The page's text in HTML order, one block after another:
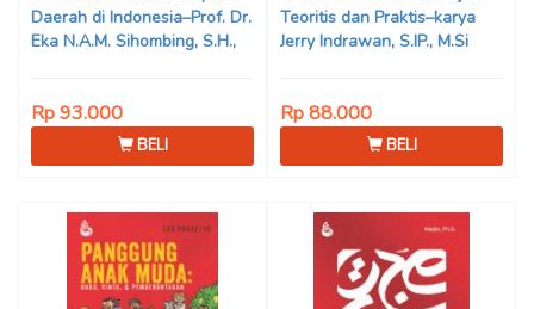
Daerah di Indonesia–Prof. Dr.
Eka N.A.M. Sihombing, S.H.,
Rp 93.000
BELI
Teoritis dan Praktis–karya
Jerry Indrawan, S.IP., M.Si
Rp 88.000
BELI